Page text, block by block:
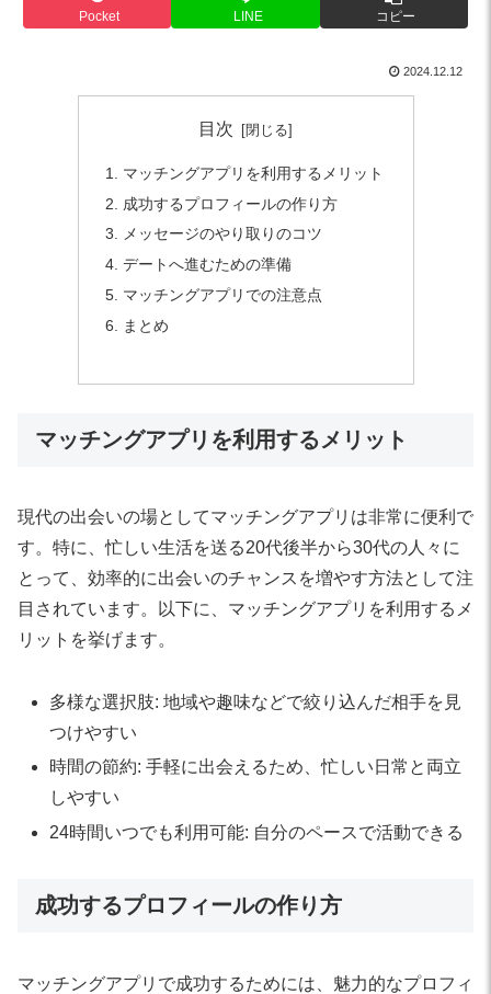
Pocket LINE コピー
2024.12.12
目次
マッチングアプリを利用するメリット
成功するプロフィールの作り方
メッセージのやり取りのコツ
デートへ進むための準備
マッチングアプリでの注意点
まとめ
マッチングアプリを利用するメリット
現代の出会いの場としてマッチングアプリは非常に便利で
す。特に、忙しい生活を送る20代後半から30代の人々に
とって、効率的に出会いのチャンスを増やす方法として注
目されています。以下に、マッチングアプリを利用するメ
リットを挙げます。
多様な選択肢: 地域や趣味などで絞り込んだ相手を見
つけやすい
時間の節約: 手軽に出会えるため、忙しい日常と両立
しやすい
24時間いつでも利用可能: 自分のペースで活動できる
成功するプロフィールの作り方
マッチングアプリで成功するためには、魅力的なプロフィ